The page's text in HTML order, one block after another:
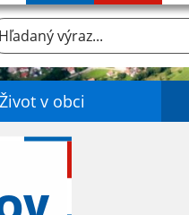
výraz...
Život v obci